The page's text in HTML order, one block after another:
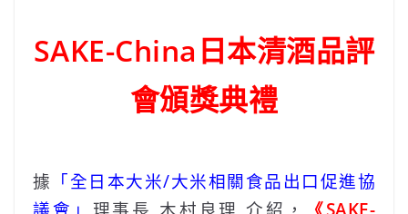
SAKE-China日本清酒品評
會頒獎典禮
據 「全日本大米/大米相關食品出口促進協
議會」 理事長 木村良理 介紹，
《SAKE-